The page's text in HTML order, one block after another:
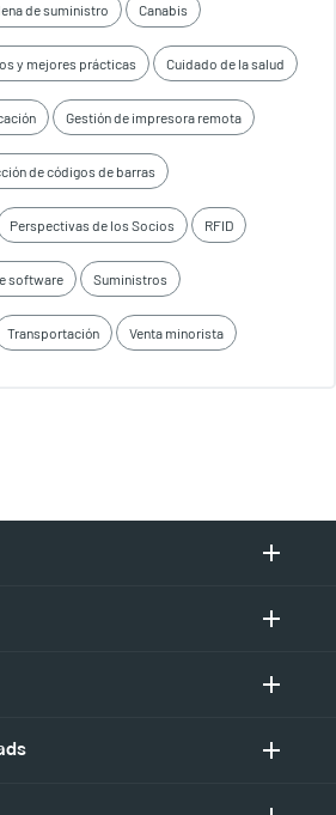
de suministro Canabis
y mejores prácticas Cuidado de la salud
Gestión de impresora remota
de códigos de barras
Perspectivas de los Socios RFID
software Suministros
Transportación Venta minorista